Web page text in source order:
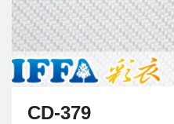
CD-379